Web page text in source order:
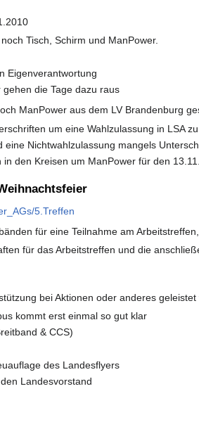
Tisch, Schirm und ManPower.
Eigenverantwortung
die Tage dazu raus
ManPower aus dem LV Brandenburg
um eine Wahlzulassung in LSA
eine Nichtwahlzulassung mangels
den Kreisen um ManPower für den
5.Treffen
für eine Teilnahme am
für das Arbeitstreffen und die
bei Aktionen oder anderes
kommt erst einmal so gut klar
& CCS)
des Landesflyers
Landesvorstand